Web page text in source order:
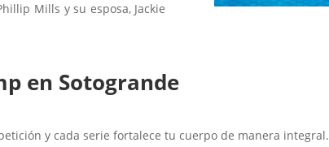
Mills y su esposa, Jackie
en Sotogrande
y cada serie fortalece tu cuerpo de manera integral.